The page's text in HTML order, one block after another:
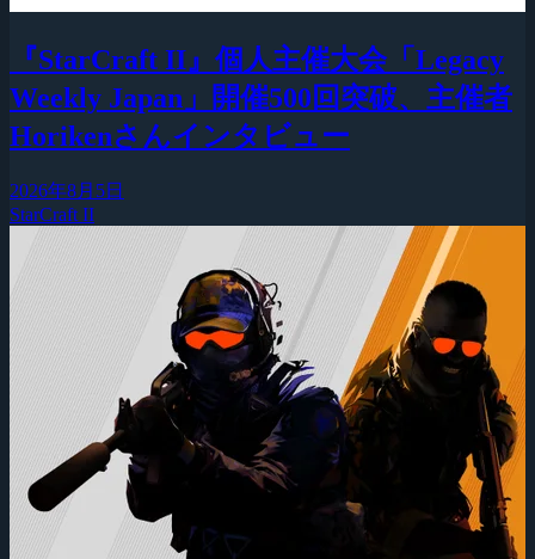
『StarCraft II』個人主催大会「Legacy
Weekly Japan」開催500回突破、主催者
Horikenさんインタビュー
2026年8月5日
StarCraft II